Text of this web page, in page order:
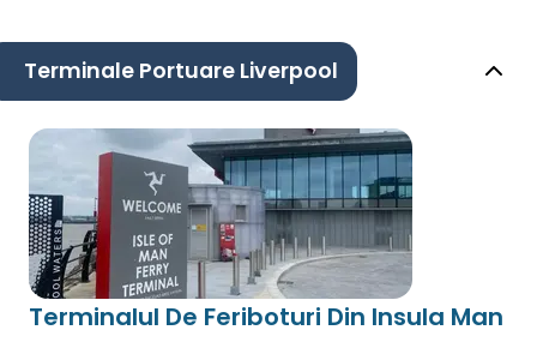
Terminale Portuare Liverpool
Terminalul De Feriboturi Din Insula Man